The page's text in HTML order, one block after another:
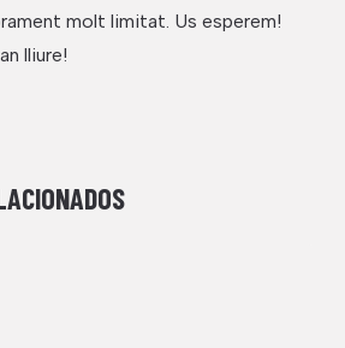
molt limitat. Us esperem!
lliure!